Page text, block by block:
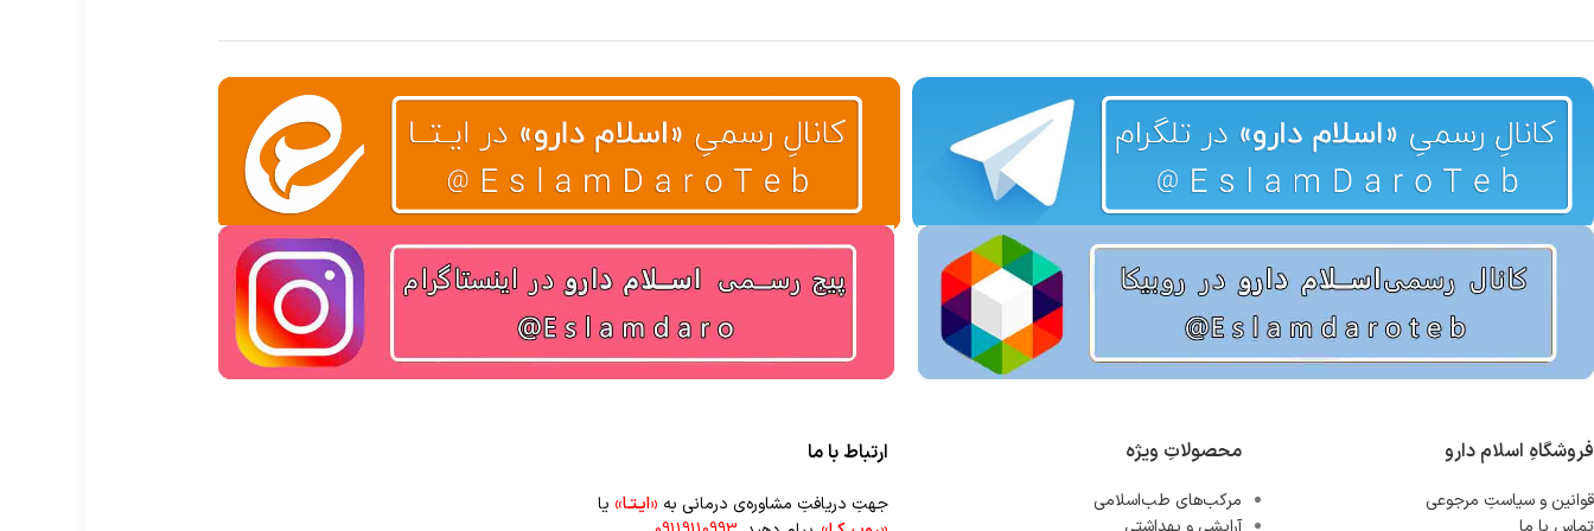
فروشگاهِ اسلام دارو
قوانین و سیاستِ مرجوعی
محصولاتِ ویژه
مرکب‌های طب‌اسلامی
ارتباط با ما
جهتِ دریافتِ مشاوره‌ی درمانی به «ایـتـا» یا